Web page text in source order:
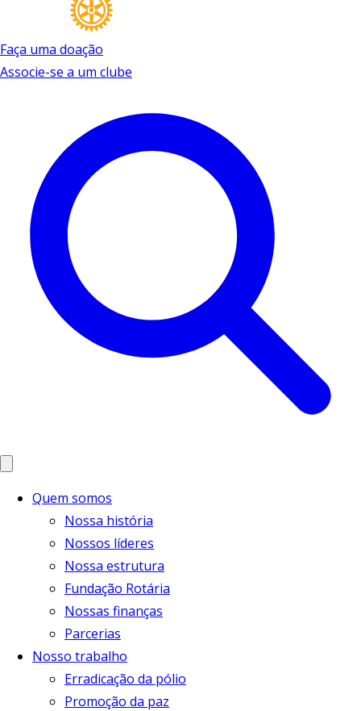
Faça uma doação
Associe-se a um clube
Quem somos
Nossa história
Nossos líderes
Nossa estrutura
Fundação Rotária
Nossas finanças
Parcerias
Nosso trabalho
Erradicação da pólio
Promoção da paz